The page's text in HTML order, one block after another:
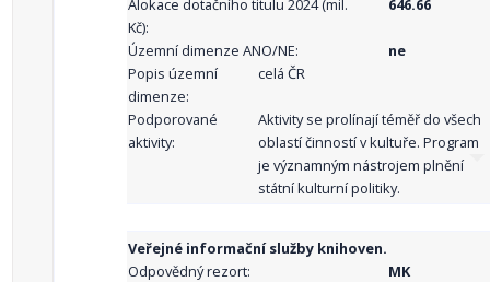
Alokace dotačního titulu 2024 (mil.
Kč):
646.66
Územní dimenze ANO/NE:
ne
Popis územní
dimenze:
celá ČR
Podporované
aktivity:
Aktivity se prolínají téměř do všech
oblastí činností v kultuře. Program
je významným nástrojem plnění
státní kulturní politiky.
Veřejné informační služby knihoven.
Odpovědný rezort:
MK